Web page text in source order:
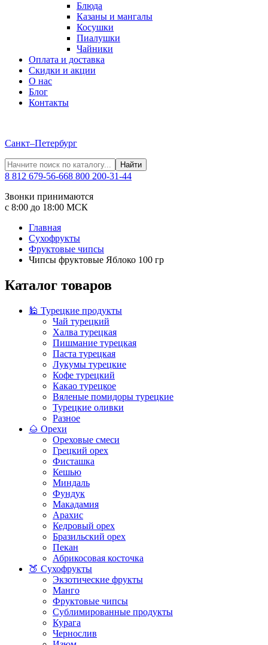
Блюда
Казаны и мангалы
Косушки
Пиалушки
Чайники
Оплата и доставка
Скидки и акции
О нас
Блог
Контакты
Санкт–Петербург
Найти
8 812 679-56-668 800 200-31-44
Звонки принимаются
с 8:00 до 18:00 МСК
Главная
Сухофрукты
Фруктовые чипсы
Чипсы фруктовые Яблоко 100 гр
Каталог товаров
🕌 Турецкие продукты
Чай турецкий
Халва турецкая
Пишмание турецкая
Паста турецкая
Лукумы турецкие
Кофе турецкий
Какао турецкое
Вяленые помидоры турецкие
Турецкие оливки
Разное
🌰 Орехи
Ореховые смеси
Грецкий орех
Фисташка
Кешью
Миндаль
Фундук
Макадамия
Арахис
Кедровый орех
Бразильский орех
Пекан
Абрикосовая косточка
🍑 Сухофрукты
Экзотические фрукты
Манго
Фруктовые чипсы
Сублимированные продукты
Курага
Чернослив